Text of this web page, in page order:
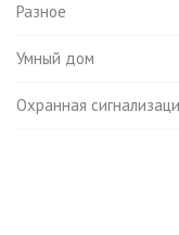
Разное
Умный дом
Охранная